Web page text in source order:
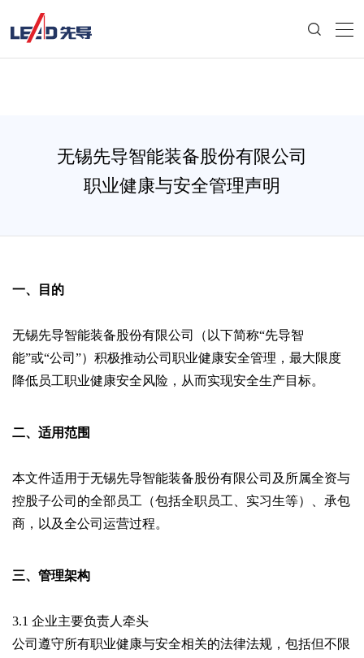
无锡先导智能装备股份有限公司
职业健康与安全管理声明
一、目的
无锡先导智能装备股份有限公司（以下简称“先导智
能”或“公司”）积极推动公司职业健康安全管理，最大限度
降低员工职业健康安全风险，从而实现安全生产目标。
二、适用范围
本文件适用于无锡先导智能装备股份有限公司及所属全资与
控股子公司的全部员工（包括全职员工、实习生等）、承包
商，以及全公司运营过程。
三、管理架构
3.1 企业主要负责人牵头
公司遵守所有职业健康与安全相关的法律法规，包括但不限